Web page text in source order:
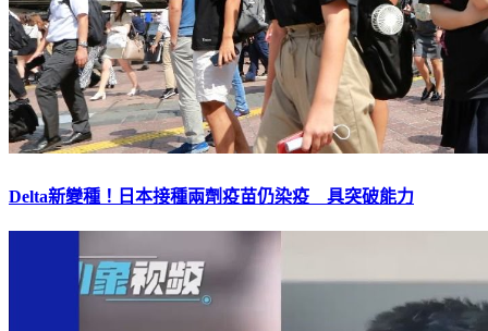
Delta新變種！日本接種兩劑疫苗仍染疫 具突破能力